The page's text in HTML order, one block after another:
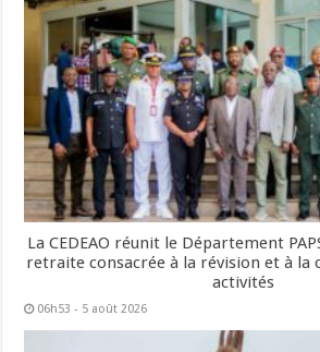
La CEDEAO réunit le Département
retraite consacrée à la révision et à la
activités
06h53 - 5 août 2026